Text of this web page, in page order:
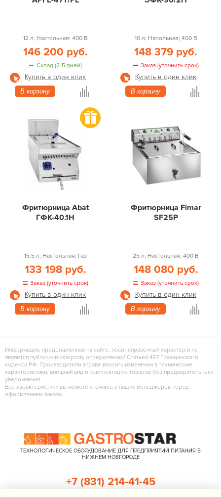
12 л; Настольная; 400 В
146 200 руб.
Склад (2-5 дней)
Купить в один клик
В корзину
10 л; Напольная; 400 В
148 379 руб.
Заказ (уточнить срок)
Купить в один клик
В корзину
Фритюрница Abat
ГФК-40.1Н
15.5 л; Настольная; Газ
133 198 руб.
Заказ (уточнить срок)
Купить в один клик
В корзину
Фритюрница Fimar
SF25P
25 л; Настольная; 400 В
148 080 руб.
Заказ (уточнить срок)
Купить в один клик
В корзину
Информация, представленная на сайте, носит справочный характер и не
является публичной офертой, определяемой Статьей 437 Гражданского
кодекса РФ. Производители вправе вносить изменения в технические
характеристики, внешний вид и комплектацию товаров без предварительного
уведомления.
Все характеристики вы можете уточнить у наших менеджеров перед
оформлением заказа.
ТЕХНОЛОГИЧЕСКОЕ ОБОРУДОВАНИЕ ДЛЯ ПРЕДПРИЯТИЙ ПИТАНИЯ В
НИЖНЕМ НОВГОРОДЕ
+7 (831) 214-41-45